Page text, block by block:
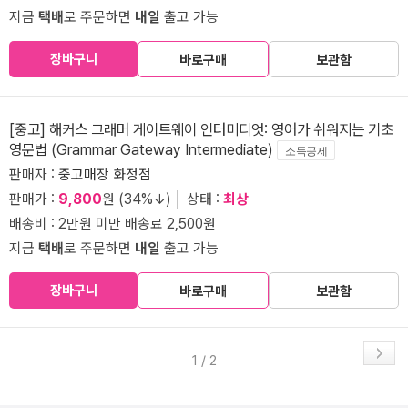
지금 택배로 주문하면 내일 출고 가능
장바구니 바로구매 보관함
[중고] 해커스 그래머 게이트웨이 인터미디엇: 영어가 쉬워지는 기초
영문법 (Grammar Gateway Intermediate)
소득공제
판매자 : 중고매장 화정점
판매가 : 9,800원 (34%↓) │ 상태 : 최상
배송비 : 2만원 미만 배송료 2,500원
지금 택배로 주문하면 내일 출고 가능
장바구니 바로구매 보관함
1 / 2